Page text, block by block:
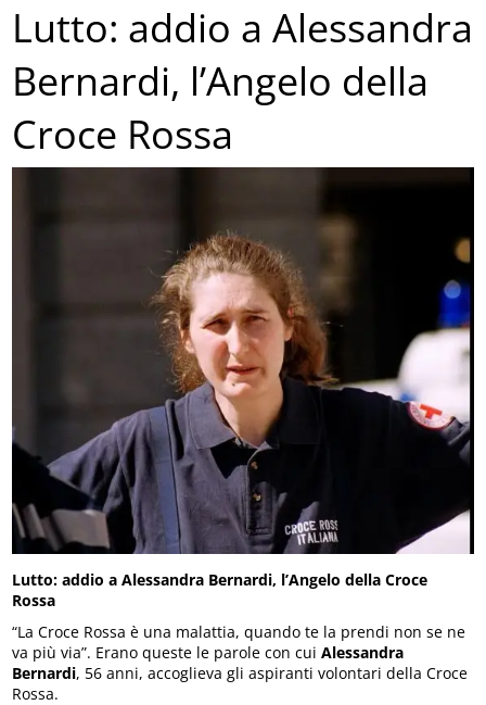
Lutto: addio a Alessandra
Bernardi, l’Angelo della
Croce Rossa
Lutto: addio a Alessandra Bernardi, l’Angelo della Croce
Rossa
“La Croce Rossa è una malattia, quando te la prendi non se ne
va più via”. Erano queste le parole con cuiAlessandra
Bernardi, 56 anni, accoglieva gli aspiranti volontari della Croce
Rossa.